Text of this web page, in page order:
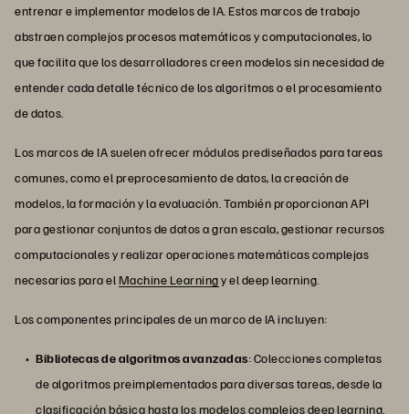
entrenar e implementar modelos de IA. Estos marcos de trabajo
abstraen complejos procesos matemáticos y computacionales, lo
que facilita que los desarrolladores creen modelos sin necesidad de
entender cada detalle técnico de los algoritmos o el procesamiento
de datos.
Los marcos de IA suelen ofrecer módulos prediseñados para tareas
comunes, como el preprocesamiento de datos, la creación de
modelos, la formación y la evaluación. También proporcionan API
para gestionar conjuntos de datos a gran escala, gestionar recursos
computacionales y realizar operaciones matemáticas complejas
necesarias para elMachine Learningy el deep learning.
Los componentes principales de un marco de IA incluyen:
Bibliotecas de algoritmos avanzadas: Colecciones completas
de algoritmos preimplementados para diversas tareas, desde la
clasificación básica hasta los modelos complejos deep learning.